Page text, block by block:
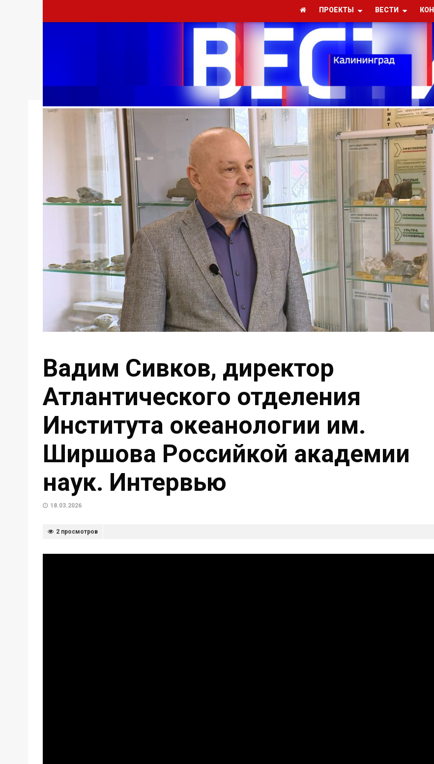
ПРОЕКТЫ ВЕСТИ
Вадим Сивков, директор
Атлантического отделения
Института океанологии им.
Ширшова Российкой академии
наук. Интервью
18.03.2026
2 просмотров